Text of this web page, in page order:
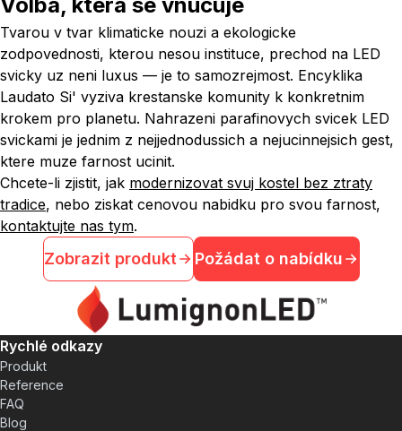
Tvarou v tvar klimaticke nouzi a ekologicke
zodpovednosti, kterou nesou instituce, prechod na LED
svicky uz neni luxus — je to samozrejmost. Encyklika
Laudato Si' vyziva krestanske komunity k konkretnim
krokem pro planetu. Nahrazeni parafinovych svicek LED
svickami je jednim z nejjednodussich a nejucinnejsich gest,
ktere muze farnost ucinit.
Chcete-li zjistit, jak modernizovat svuj kostel bez ztraty
tradice, nebo ziskat cenovou nabidku pro svou farnost,
kontaktujte nas tym.
Zobrazit produkt Požádat o nabídku
Rychlé odkazy
Produkt
Reference
FAQ
Blog